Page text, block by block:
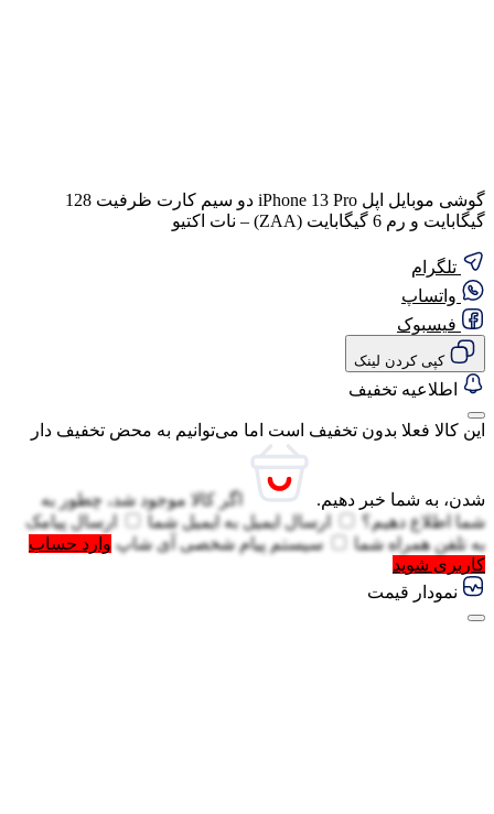
گوشی موبایل اپل iPhone 13 Pro دو سیم‌ کارت ظرفیت 128
گیگابایت و رم 6 گیگابایت (ZAA) – نات اکتیو
تلگرام
واتساپ
فیسبوک
کپی کردن لینک
اطلاعیه تخفیف
این کالا فعلا بدون تخفیف است اما می‌توانیم به محض تخفیف دار
شدن، به شما خبر دهیم.
اگر کالا موجود شد، چطور به
شما اطلاع دهیم؟
ارسال ایمیل به ایمیل شما
ارسال پیامک
به تلفن همراه شما سیستم پیام شخصی آی شاپ وارد حساب
کاربری شوید
نمودار قیمت
گفتگو با غرفه‌دار